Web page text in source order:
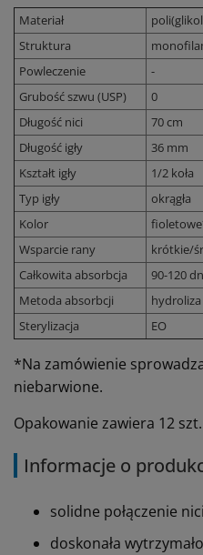
Materiał
Struktura
Powleczenie
-
Grubość szwu (USP)
0
Długość nici
70 cm
Długość igły
36 mm
Kształt igły
1/2 koła
Typ igły
okrągła
Kolor
Wsparcie rany
krótkie/
Całkowita absorbcja
90-120
Metoda absorbcji
hydroliza
Sterylizacja
EO
*Na zamówienie
niebarwione.
Opakowanie zawiera 12
Informacje o
solidne połączenie
doskonała